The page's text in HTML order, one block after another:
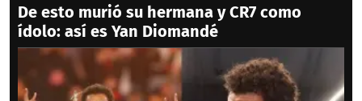
De esto murió su hermana y CR7 como
ídolo: así es Yan Diomandé